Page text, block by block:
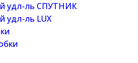
удл-ль СПУТНИК
удл-ль LUX